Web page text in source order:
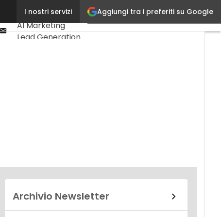
Aggiungi tra i preferiti su Google
I nostri servizi
Youtube-
play
Email
Ultimi articoli
AI Marketing
Lead Generation
Archivio Newsletter